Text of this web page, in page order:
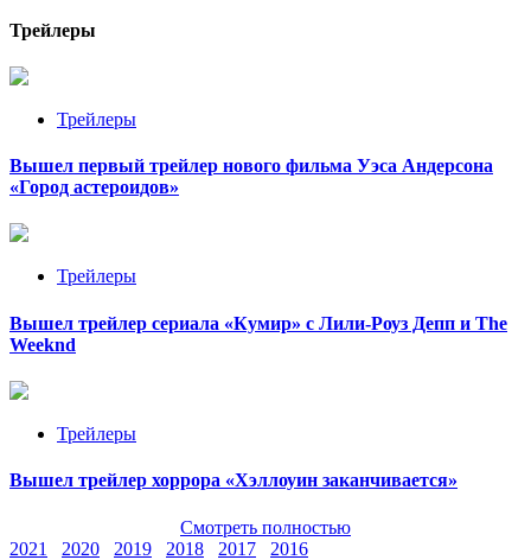
Трейлеры
Трейлеры
Вышел первый трейлер нового фильма Уэса Андерсона
«Город астероидов»
Трейлеры
Вышел трейлер сериала «Кумир» с Лили-Роуз Депп и The
Weeknd
Трейлеры
Вышел трейлер хоррора «Хэллоуин заканчивается»
Смотреть полностью
2021
2020 2019 2018 2017 2016